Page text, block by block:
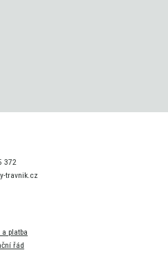
372
travnik.cz
a platba
řád